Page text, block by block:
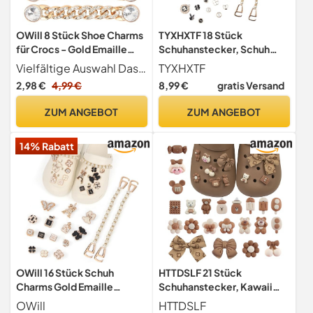
OWill 8 Stück Shoe Charms
für Crocs - Gold Emaille
Schmuckherstellung
Anstecker Glitzer
Schuhanstecker für Kinder,
Schuh Charms Set
Vielfältige Auswahl Das Set enthält 8 verschiedene Forms und Designs von Crocs Anstecker, die sorgfältig gestaltet wurden, um Ihre Schuhe zu dekorieren oder als Geschenk an Freunde weiterzugeben
2,98 € 4,99 €
ZUM ANGEBOT
TYXHXTF 18 Stück
Schuhanstecker, Schuh
Charms, Charm für Kinder,
Shoe Charm, Clog-Dekor
für Mädchen Frauen Kinder
TYXHXTF
8,99 € gratis Versand
ZUM ANGEBOT
14% Rabatt
OWill 16 Stück Schuh
Charms Gold Emaille
Schmuckherstellung
OWill
HTTDSLF 21 Stück
Schuhanstecker, Kawaii
Schuh Charms, Bunte Pins
HTTDSLF